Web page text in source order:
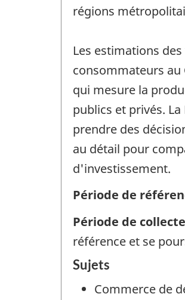
régions
Les estimations
consommateurs
qui mesure la
publics et privés.
prendre des
au détail pour
d'investissement.
Période de
Période de
référence et se
Sujets
Commerce de